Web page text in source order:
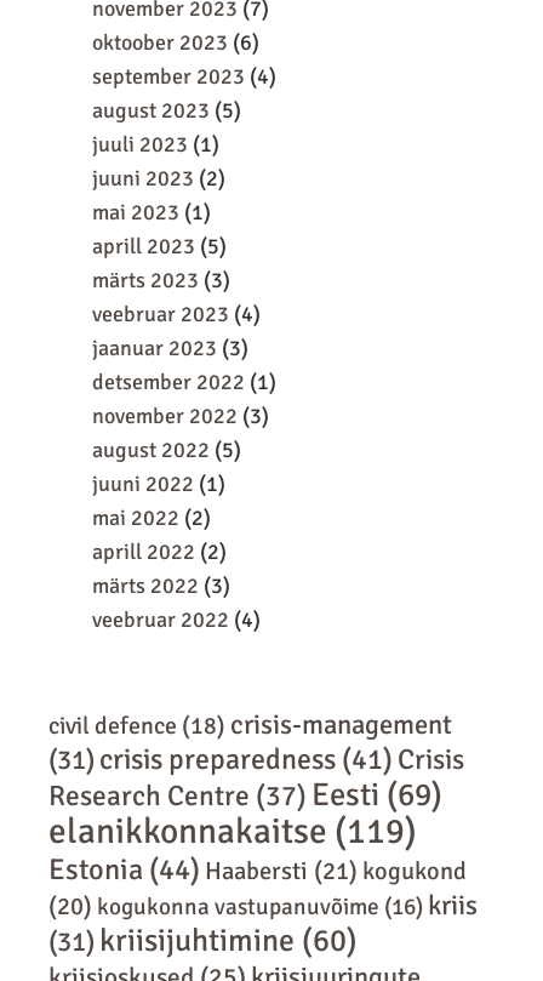
november 2023 (7)
oktoober 2023 (6)
september 2023 (4)
august 2023 (5)
juuli 2023 (1)
juuni 2023 (2)
mai 2023 (1)
aprill 2023 (5)
märts 2023 (3)
veebruar 2023 (4)
jaanuar 2023 (3)
detsember 2022 (1)
november 2022 (3)
august 2022 (5)
juuni 2022 (1)
mai 2022 (2)
aprill 2022 (2)
märts 2022 (3)
veebruar 2022 (4)
civil defence (18) crisis-management
(31) crisis preparedness (41) Crisis
Research Centre (37) Eesti (69)
elanikkonnakaitse (119)
Estonia (44) Haabersti (21) kogukond
(20) kogukonna vastupanuvõime (16) kriis
(31) kriisijuhtimine (60)